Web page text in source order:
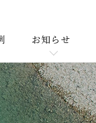
お知らせ